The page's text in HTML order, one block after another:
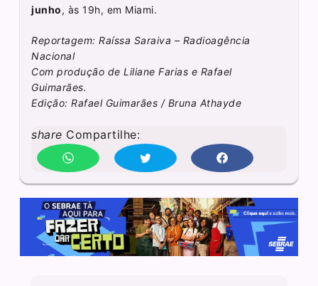
junho, às 19h, em Miami.
Reportagem: Raíssa Saraiva – Radioagência
Nacional
Com produção de Liliane Farias e Rafael
Guimarães.
Edição: Rafael Guimarães / Bruna Athayde
share Compartilhe: